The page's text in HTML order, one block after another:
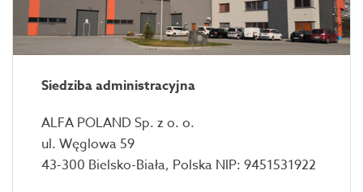
Siedziba administracyjna
ALFA POLAND Sp. z o. o.
ul. Węglowa 59
43-300 Bielsko-Biała, Polska NIP: 9451531922